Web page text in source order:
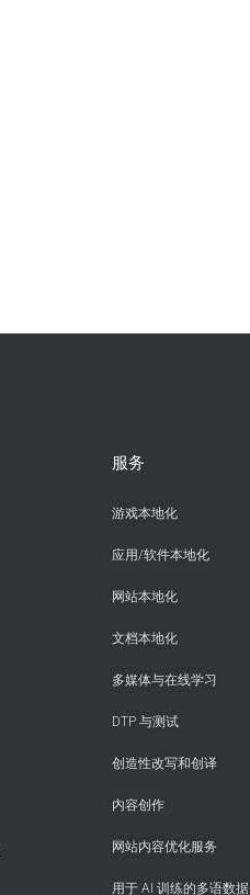
服务
游戏本地化
应用/软件本地化
网站本地化
文档本地化
多媒体与在线学习
DTP 与测试
创造性改写和创译
内容创作
网站内容优化服务
用于 AI 训练的多语数据